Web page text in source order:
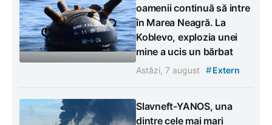
oamenii continuă să intre
în Marea Neagră. La
Koblevo, explozia unei
mine a ucis un bărbat
Astăzi, 7 august #Extern
Slavneft-YANOS, una
dintre cele mai mari